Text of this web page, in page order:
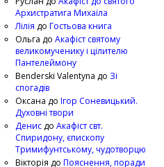
Архистратига Михаїла
Лілія до Гостьова книга
Ольга до Акафіст святому
великомученику і цілителю
Пантелеймону
Benderski Valentyna до Зі
спогадів
Оксана до Ігор Соневицький.
Духовні твори
Денис до Акафіст свт.
Спиридону, єпископу
Тримифунтському, чудотворцю
Вікторія до Пояснення, поради